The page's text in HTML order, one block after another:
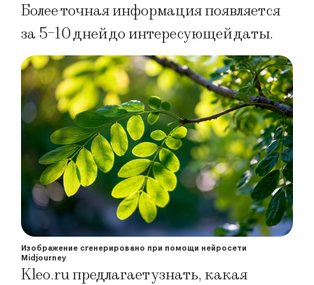
Более точная информация появляется
за 5-10 дней до интересующей даты.
Изображение сгенерировано при помощи нейросети
Midjourney
Kleo.ru предлагает узнать, какая